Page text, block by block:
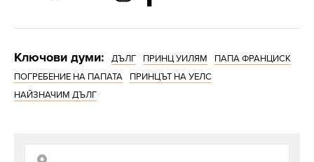
Ключови думи: ДЪЛГ ПРИНЦ УИЛЯМ
ПАПА ФРАНЦИСК
ПОГРЕБЕНИЕ НА ПАПАТА
ПРИНЦЪТ НА УЕЛС
НАЙЗНАЧИМ ДЪЛГ